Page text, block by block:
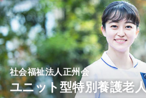
社会福祉法人正州会
ユニット型特別養護老